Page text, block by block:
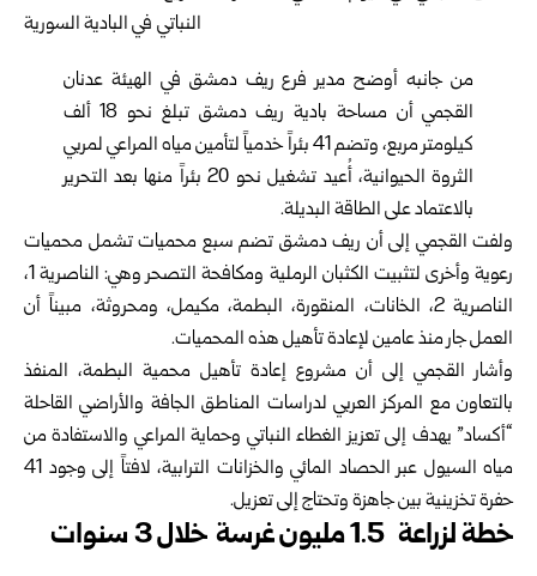
من جانبه أوضح مدير فرع ريف دمشق في الهيئة عدنان
القجمي أن مساحة بادية ريف دمشق تبلغ نحو 18 ألف
كيلومتر مربع، وتضم 41 بئراً خدمياً لتأمين مياه المراعي لمربي
الثروة الحيوانية، أُعيد تشغيل نحو 20 بئراً منها بعد التحرير
بالاعتماد على الطاقة البديلة.
ولفت القجمي إلى أن ريف دمشق تضم سبع محميات تشمل محميات
رعوية وأخرى لتثبيت الكثبان الرملية ومكافحة التصحر وهي: الناصرية 1،
الناصرية 2، الخانات، المنقورة، البطمة، مكيمل، ومحروثة، مبيناً أن
العمل جار منذ عامين لإعادة تأهيل هذه المحميات.
وأشار القجمي إلى أن مشروع إعادة تأهيل محمية البطمة، المنفذ
بالتعاون مع المركز العربي لدراسات المناطق الجافة والأراضي القاحلة
“أكساد” يهدف إلى تعزيز الغطاء النباتي وحماية المراعي والاستفادة من
مياه السيول عبر الحصاد المائي والخزانات الترابية، لافتاً إلى وجود 41
حفرة تخزينية بين جاهزة وتحتاج إلى تعزيل.
خطة لزراعة 1.5 مليون غرسة خلال 3 سنوات